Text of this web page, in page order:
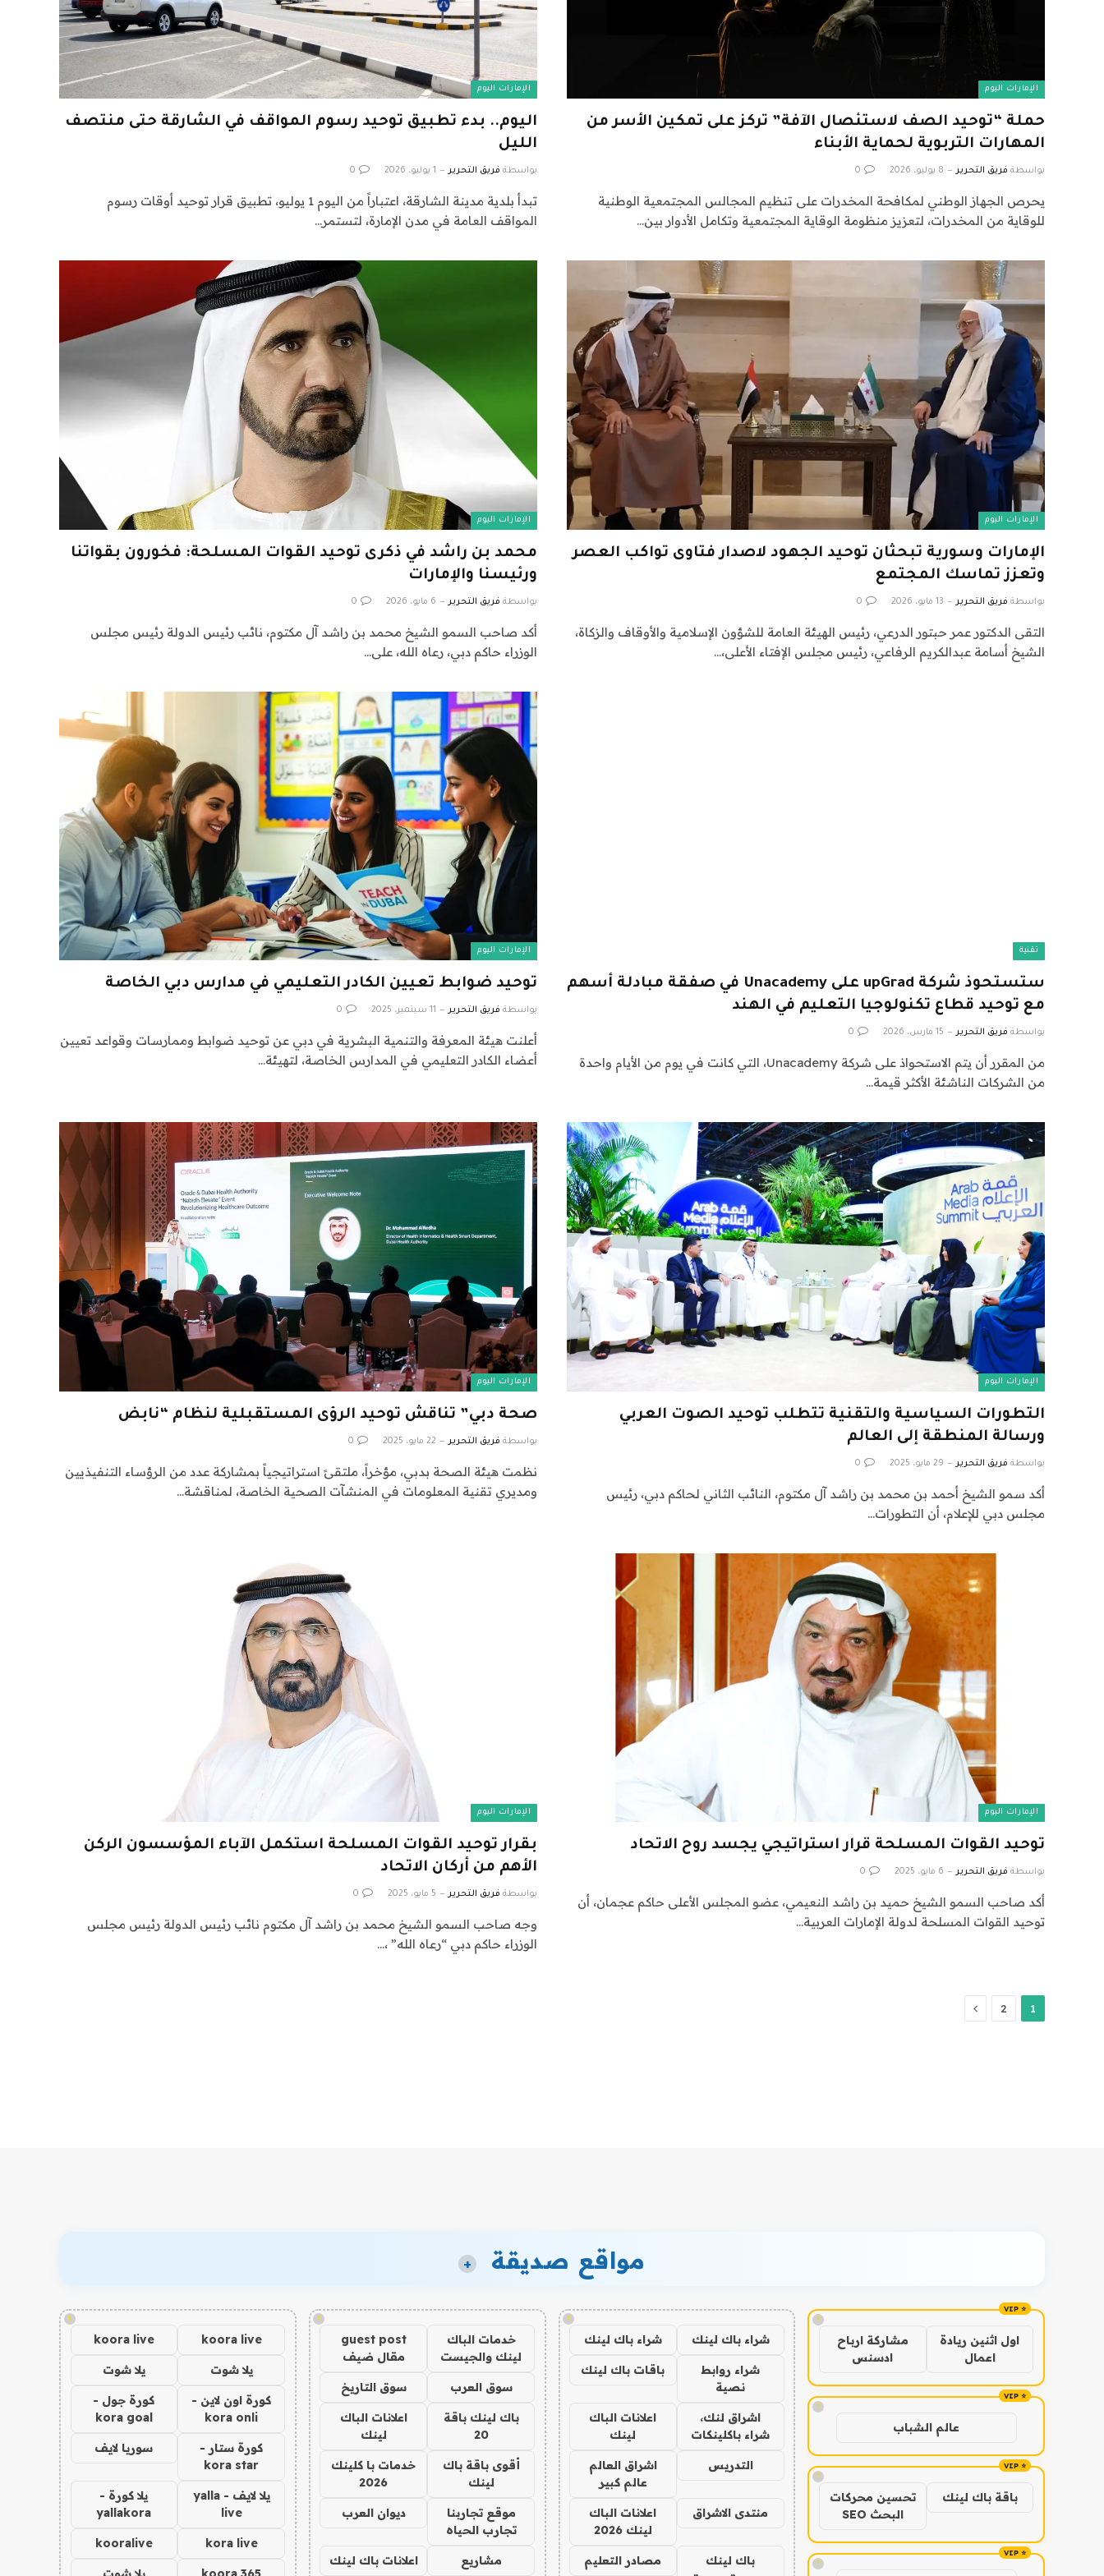
الإمارات اليوم
حملة “توحيد الصف لاستئصال الآفة” تركز على تمكين الأسر من
المهارات التربوية لحماية الأبناء
بواسطة فريق التحرير 8 يوليو، 2026 0
يحرص الجهاز الوطني لمكافحة المخدرات على تنظيم المجالس المجتمعية الوطنية
للوقاية من المخدرات، لتعزيز منظومة الوقاية المجتمعية وتكامل الأدوار بين…
الإمارات اليوم
اليوم.. بدء تطبيق توحيد رسوم المواقف في الشارقة حتى منتصف
الليل
بواسطة فريق التحرير 1 يوليو، 2026 0
تبدأ بلدية مدينة الشارقة، اعتباراً من اليوم 1 يوليو، تطبيق قرار توحيد أوقات رسوم
المواقف العامة في مدن الإمارة، لتستمر…
الإمارات اليوم
الإمارات وسورية تبحثان توحيد الجهود لاصدار فتاوى تواكب العصر
وتعزز تماسك المجتمع
بواسطة فريق التحرير 13 مايو، 2026 0
التقى الدكتور عمر حبتور الدرعي، رئيس الهيئة العامة للشؤون الإسلامية والأوقاف والزكاة،
الشيخ أسامة عبدالكريم الرفاعي، رئيس مجلس الإفتاء الأعلى،…
الإمارات اليوم
محمد بن راشد في ذكرى توحيد القوات المسلحة: فخورون بقواتنا
ورئيسنا والإمارات
بواسطة فريق التحرير 6 مايو، 2026 0
أكد صاحب السمو الشيخ محمد بن راشد آل مكتوم، نائب رئيس الدولة رئيس مجلس
الوزراء حاكم دبي، رعاه الله، على…
تقنية
ستستحوذ شركة upGrad على Unacademy في صفقة مبادلة أسهم
مع توحيد قطاع تكنولوجيا التعليم في الهند
بواسطة فريق التحرير 15 مارس، 2026 0
من المقرر أن يتم الاستحواذ على شركة Unacademy، التي كانت في يوم من الأيام واحدة
من الشركات الناشئة الأكثر قيمة…
الإمارات اليوم
توحيد ضوابط تعيين الكادر التعليمي في مدارس دبي الخاصة
بواسطة فريق التحرير 11 سبتمبر، 2025 0
أعلنت هيئة المعرفة والتنمية البشرية في دبي عن توحيد ضوابط وممارسات وقواعد تعيين
أعضاء الكادر التعليمي في المدارس الخاصة، لتهيئة…
الإمارات اليوم
التطورات السياسية والتقنية تتطلب توحيد الصوت العربي
ورسالة المنطقة إلى العالم
بواسطة فريق التحرير 29 مايو، 2025 0
أكد سمو الشيخ أحمد بن محمد بن راشد آل مكتوم، النائب الثاني لحاكم دبي، رئيس
مجلس دبي للإعلام، أن التطورات…
الإمارات اليوم
صحة دبي” تناقش توحيد الرؤى المستقبلية لنظام “نابض
بواسطة فريق التحرير 22 مايو، 2025 0
نظمت هيئة الصحة بدبي، مؤخراً، ملتقىً استراتيجياً بمشاركة عدد من الرؤساء التنفيذيين
ومديري تقنية المعلومات في المنشآت الصحية الخاصة، لمناقشة…
الإمارات اليوم
توحيد القوات المسلحة قرار استراتيجي يجسد روح الاتحاد
بواسطة فريق التحرير 6 مايو، 2025 0
أكد صاحب السمو الشيخ حميد بن راشد النعيمي، عضو المجلس الأعلى حاكم عجمان، أن
توحيد القوات المسلحة لدولة الإمارات العربية…
الإمارات اليوم
بقرار توحيد القوات المسلحة استكمل الآباء المؤسسون الركن
الأهم من أركان الاتحاد
بواسطة فريق التحرير 5 مايو، 2025 0
وجه صاحب السمو الشيخ محمد بن راشد آل مكتوم نائب رئيس الدولة رئيس مجلس
الوزراء حاكم دبي “رعاه الله” ،…
1
2 التالي
مواقع صديقة +
!
اول اثنين ريادة
اعمال
مشاركة ارباح
ادسنس
!
عالم الشباب
!
باقة باك لينك
تحسين محركات
البحث SEO
!
!
شراء باك لينك شراء باك لينك
شراء روابط
نصية
باقات باك لينك
اشراق لنك،
شراء باكلينكات
اعلانات الباك
لينك
التدريس
اشراق العالم
عالم كبير
منتدى الاشراق
اعلانات الباك
لينك 2026
باك لينك
مصادر التعليم
!
خدمات الباك
لينك والجيست
guest post
مقال ضيف
سوق العرب سوق التاريخ
باك لينك باقة
20
اعلانات الباك
لينك
أقوى باقة باك
لينك
خدمات با كلينك
2026
موقع تجاربنا
تجارب الحياه
ديوان العرب
مشاريع اعلانات باك لينك
!
koora live
koora live
يلا شوت يلا شوت
كورة اون لاين -
kora onli
كورة جول -
kora goal
كورة ستار -
kora star
سوريا لايف
يلا لايف - yalla
live
يلا كورة -
yallakora
kora live
kooralive